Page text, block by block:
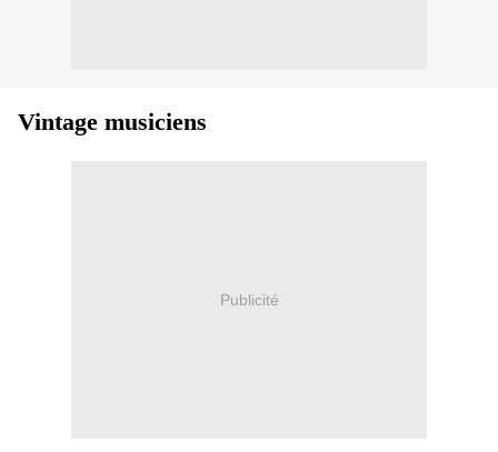
Vintage musiciens
Publicité